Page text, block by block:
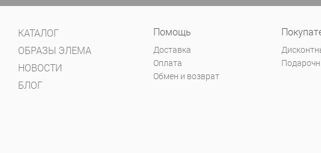
КАТАЛОГ
ОБРАЗЫ ЭЛЕМА
НОВОСТИ
БЛОГ
Помощь
Доставка
Оплата
Обмен и возврат